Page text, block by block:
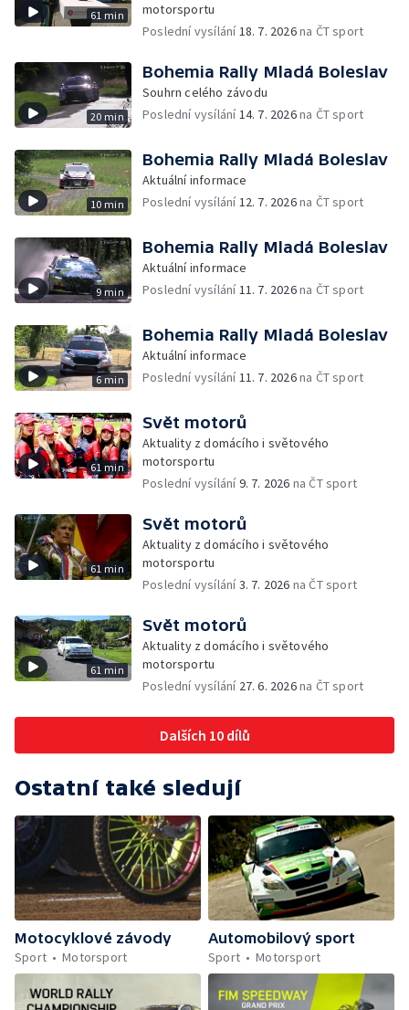
61 min
motorsportu
Poslední vysílání18. 7. 2026na ČT sport
20 min
Bohemia Rally Mladá Boleslav
Souhrn celého závodu
Poslední vysílání14. 7. 2026na ČT sport
10 min
Bohemia Rally Mladá Boleslav
Aktuální informace
Poslední vysílání12. 7. 2026na ČT sport
9 min
Bohemia Rally Mladá Boleslav
Aktuální informace
Poslední vysílání11. 7. 2026na ČT sport
6 min
Bohemia Rally Mladá Boleslav
Aktuální informace
Poslední vysílání11. 7. 2026na ČT sport
61 min
Svět motorů
Aktuality z domácího i světového
motorsportu
Poslední vysílání9. 7. 2026 na ČT sport
61 min
Svět motorů
Aktuality z domácího i světového
motorsportu
Poslední vysílání3. 7. 2026 na ČT sport
61 min
Svět motorů
Aktuality z domácího i světového
motorsportu
Poslední vysílání 27. 6. 2026na ČT sport
Dalších 10 dílů
Ostatní také sledují
Motocyklové závody
Sport
Motorsport
Automobilový sport
Sport
Motorsport